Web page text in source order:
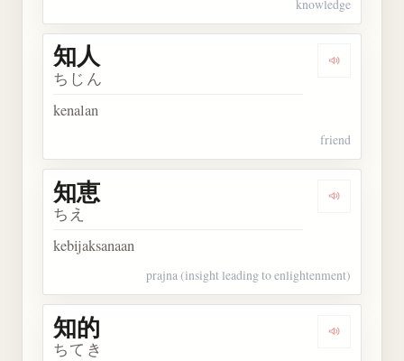
knowledge
Dengarkan
知人
ちじん
kenalan
friend
Dengarkan
知恵
ちえ
kebijaksanaan
prajna (insight leading to enlightenment)
Dengarkan
知的
ちてき